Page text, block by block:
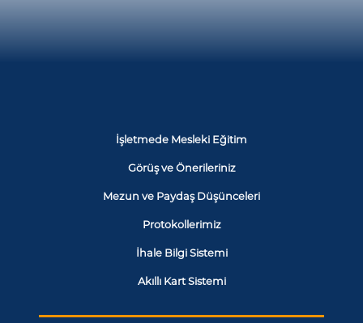
İşletmede Mesleki Eğitim
Görüş ve Önerileriniz
Mezun ve Paydaş Düşünceleri
Protokollerimiz
İhale Bilgi Sistemi
Akıllı Kart Sistemi